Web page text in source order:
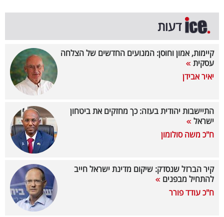
המילון
הכלכלי
פודקאסט
40
דעות
קיימות, אמון וחוסן: המנועים החדשים של הצלחה
עסקית
יאיר אבידן
התיישבות יהודית בעזה: כך מחזקים את ביטחון
ישראל
ח"כ משה סולומון
קיר הברזל שנסדק: שיקום מדינת ישראל חייב
להתחיל מבפנים
ח"כ עודד פורר